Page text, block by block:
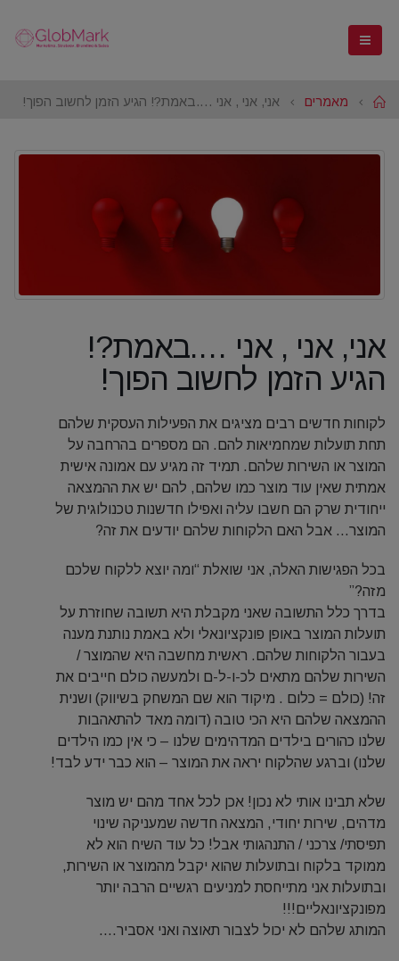
Home
מאמרים אני, אני , אני ….באמת?! הגיע הזמן לחשוב הפוך!
אני, אני , אני ….באמת?!
הגיע הזמן לחשוב הפוך!
לקוחות חדשים רבים מציגים את הפעילות העסקית שלהם
תחת תועלות שמחמיאות להם. הם מספרים בהרחבה על
המוצר או השירות שלהם. תמיד זה מגיע עם אמונה אישית
אמתית שאין עוד מוצר כמו שלהם, להם יש את ההמצאה
ייחודית שרק הם חשבו עליה ואפילו חדשנות טכנולוגית של
המוצר… אבל האם הלקוחות שלהם יודעים את זה?
בכל הפגישות האלה, אני שואלת “ומה יוצא ללקוח שלכם
מזה?”
בדרך כלל התשובה שאני מקבלת היא תשובה שחוזרת על
תועלות המוצר באופן פונקציונאלי ולא באמת נותנת מענה
בעבור הלקוחות שלהם. ראשית מחשבה היא שהמוצר /
השירות שלהם מתאים לכ-ו-ל-ם ולמעשה כולם חייבים את
זה! (כולם = כלום . מיקוד הוא שם המשחק בשיווק) ושנית
ההמצאה שלהם היא הכי טובה (דומה מאד להתאהבות
שלנו כהורים בילדים המדהימים שלנו – כי אין כמו הילדים
שלנו) וברגע שהלקוח יראה את המוצר – הוא כבר ידע לבד!
שלא תבינו אותי לא נכון! אכן לכל אחד מהם יש מוצר
מדהים, שירות יחודי, המצאה חדשה שמעניקה שינוי
תפיסתי/ צרכני / התנהגותי אבל! כל עוד השיח הוא לא
ממוקד בלקוח ובתועלות שהוא יקבל מהמוצר או השירות,
ובתועלות אני מתייחסת למניעים רגשיים הרבה יותר
מפונקציונאליים!!!
המותג שלהם לא יכול לצבור תאוצה ואני אסביר….